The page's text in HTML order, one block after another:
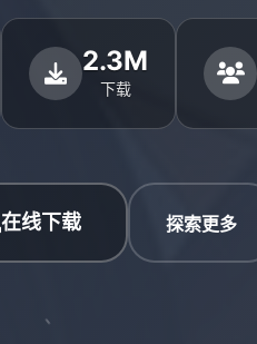
2.3M
下载
在线下载 探索更多